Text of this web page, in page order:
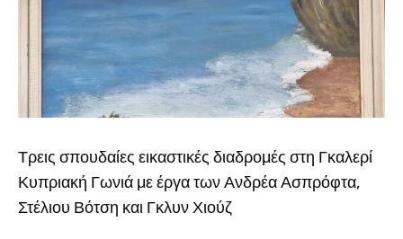
Τρεις σπουδαίες εικαστικές διαδρομές στη Γκαλερί
Κυπριακή Γωνιά με έργα των Ανδρέα Ασπρόφτα,
Στέλιου Βότση και Γκλυν Χιούζ